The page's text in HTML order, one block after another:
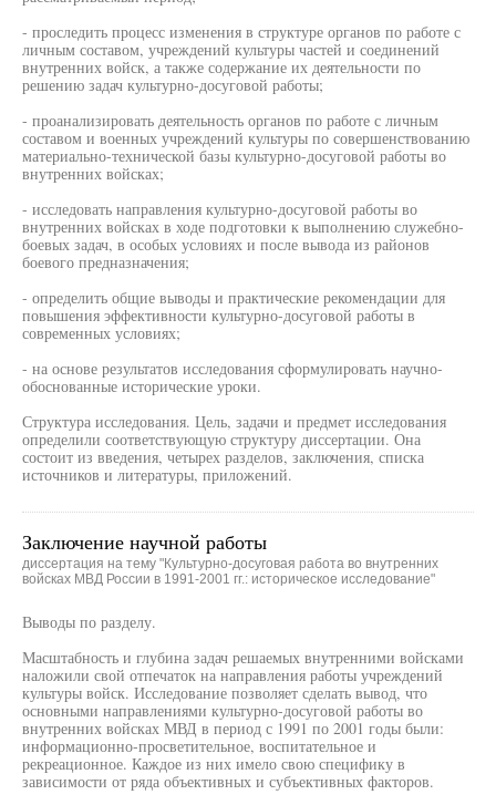
- проследить процесс изменения в структуре органов по работе с
личным составом, учреждений культуры частей и соединений
внутренних войск, а также содержание их деятельности по
решению задач культурно-досуговой работы;
- проанализировать деятельность органов по работе с личным
составом и военных учреждений культуры по совершенствованию
материально-технической базы культурно-досуговой работы во
внутренних войсках;
- исследовать направления культурно-досуговой работы во
внутренних войсках в ходе подготовки к выполнению служебно-
боевых задач, в особых условиях и после вывода из районов
боевого предназначения;
- определить общие выводы и практические рекомендации для
повышения эффективности культурно-досуговой работы в
современных условиях;
- на основе результатов исследования сформулировать научно-
обоснованные исторические уроки.
Структура исследования. Цель, задачи и предмет исследования
определили соответствующую структуру диссертации. Она
состоит из введения, четырех разделов, заключения, списка
источников и литературы, приложений.
Заключение научной работы
диссертация на тему "Культурно-досуговая работа во внутренних
войсках МВД России в 1991-2001 гг.: историческое исследование"
Выводы по разделу.
Масштабность и глубина задач решаемых внутренними войсками
наложили свой отпечаток на направления работы учреждений
культуры войск. Исследование позволяет сделать вывод, что
основными направлениями культурно-досуговой работы во
внутренних войсках МВД в период с 1991 по 2001 годы были:
информационно-просветительное, воспитательное и
рекреационное. Каждое из них имело свою специфику в
зависимости от ряда объективных и субъективных факторов.